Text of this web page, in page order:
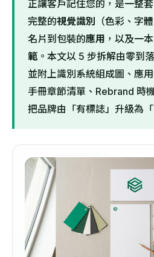
正讓客戶記住您的，是一整
完整的視覺識別
（色彩、字
名片到包裝的應用 ，以及一
範。本文以 5 步拆解由零到
並附上識別系統組成圖、應
手冊章節清單、Rebrand 時
把品牌由「有標誌」升級為